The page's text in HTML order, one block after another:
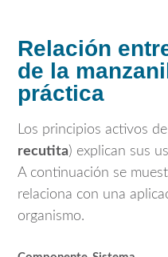
Relación
de la
práctica
Los principios activos
recutita) explican sus
A continuación se
relaciona con una
organismo.